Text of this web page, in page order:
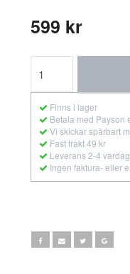
599 kr
Finns i lager
Betala med Payson
Vi skickar spårbart
Fast frakt 49 kr
Leverans 2-4
Ingen faktura- eller